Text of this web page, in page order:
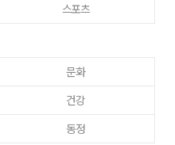
스포츠
문화
건강
동정